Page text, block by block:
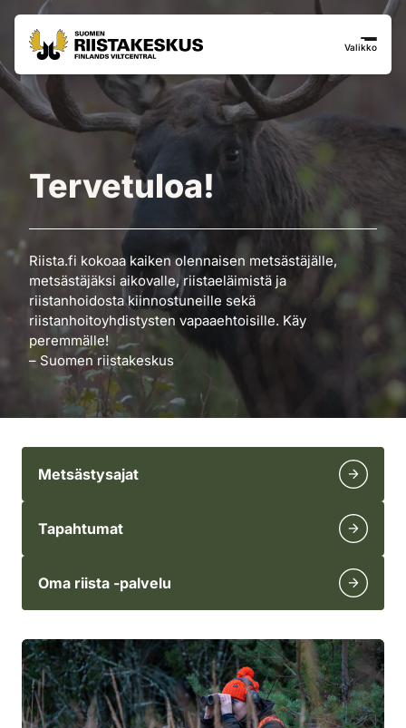
Siirry sisältöön
Siirry sivustokarttaan
Valikko
Tervetuloa!
Riista.fi kokoaa kaiken olennaisen metsästäjälle,
metsästäjäksi aikovalle, riistaeläimistä ja
riistanhoidosta kiinnostuneille sekä
riistanhoitoyhdistysten vapaaehtoisille. Käy
peremmälle!
– Suomen riistakeskus
Metsästysajat
Tapahtumat
Oma riista -palvelu